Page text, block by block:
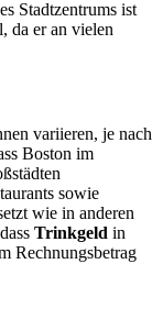
Stadtzentrums ist
da er an vielen
variieren, je nach
Boston im
sowie
wie in anderen
Trinkgeld in
Rechnungsbetrag